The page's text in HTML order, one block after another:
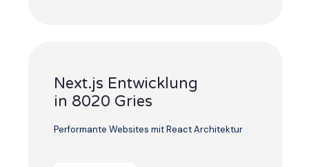
Next.js Entwicklung
in 8020 Gries
Performante Websites mit React Architektur